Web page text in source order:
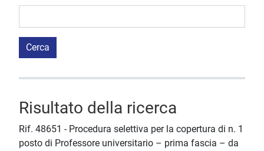
Cerca
Risultato della ricerca
Rif. 48651 - Procedura selettiva per la copertura di n. 1
posto di Professore universitario – prima fascia – da